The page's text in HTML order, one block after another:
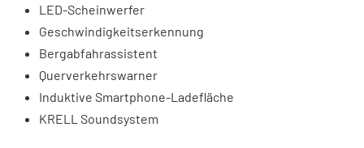
LED-Scheinwerfer
Geschwindigkeitserkennung
Bergabfahrassistent
Querverkehrswarner
Induktive Smartphone-Ladefläche
KRELL Soundsystem